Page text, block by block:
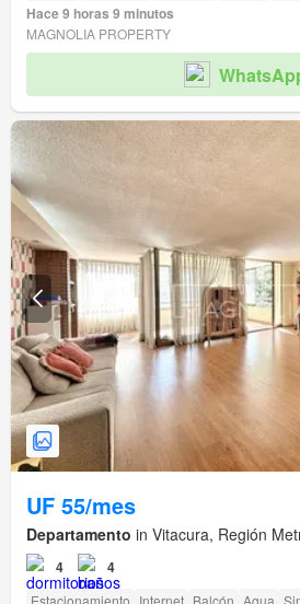
Hace 9 horas 9 minutos
MAGNOLIA PROPERTY
UF 55/mes
Departamento in Vitacura, Región
4 4